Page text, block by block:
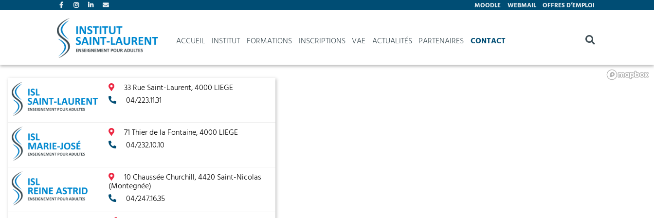
MOODLE WEBMAIL OFFRES D’EMPLOI
ACCUEIL INSTITUT FORMATIONS INSCRIPTIONS VAE ACTUALITÉS PARTENAIRES CONTACT
33 Rue Saint-Laurent, 4000 LIEGE
04/223.11.31
71 Thier de la Fontaine, 4000 LIEGE
04/232.10.10
10 Chaussée Churchill, 4420 Saint-Nicolas
(Montegnée)
04/247.16.35